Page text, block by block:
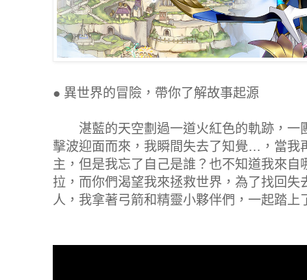
● 異世界的冒險，帶你了解故事起源
湛藍的天空劃過一道火紅色的軌跡，一
擊波迎面而來，我瞬間失去了知覺…，當我
主，但是我忘了自己是誰？也不知道我來
拉，而你們渴望我來拯救世界，為了找回
人，我拿著弓箭和精靈小夥伴們，一起踏上